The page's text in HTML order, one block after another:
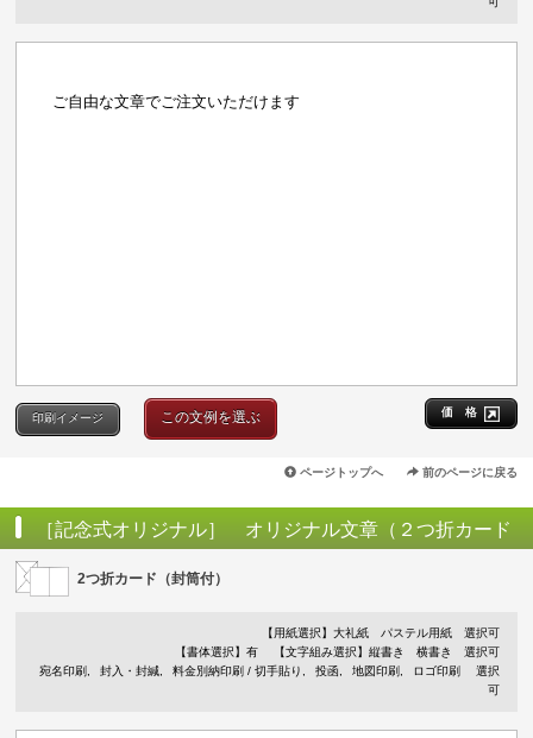
ご自由な文章でご注文いただけます
価 格
印刷イメージ この文例を選ぶ
ページトップへ 前のページに戻る
［記念式オリジナル］ オリジナル文章（２つ折カード
+返信はがきセット）
2つ折カード（封筒付）
【用紙選択】 大礼紙 パステル用紙選択可
【書体選択】有
【文字組み選択】縦書き 横書き 選択可
宛名印刷
封入・封緘 料金別納印刷 / 切手貼り 投函 地図印刷 ロゴ印刷
選択
可